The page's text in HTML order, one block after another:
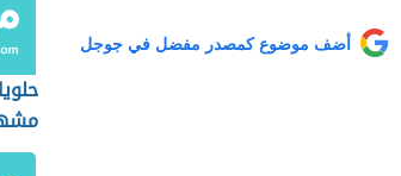
أضف موضوع كمصدر مفضل في جوجل